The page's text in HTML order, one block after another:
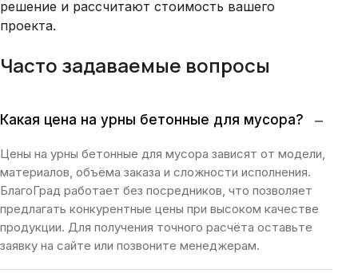
решение и рассчитают стоимость вашего
проекта.
Часто задаваемые вопросы
Какая цена на урны бетонные для мусора? −
Цены на урны бетонные для мусора зависят от модели,
материалов, объёма заказа и сложности исполнения.
БлагоГрад работает без посредников, что позволяет
предлагать конкурентные цены при высоком качестве
продукции. Для получения точного расчёта оставьте
заявку на сайте или позвоните менеджерам.